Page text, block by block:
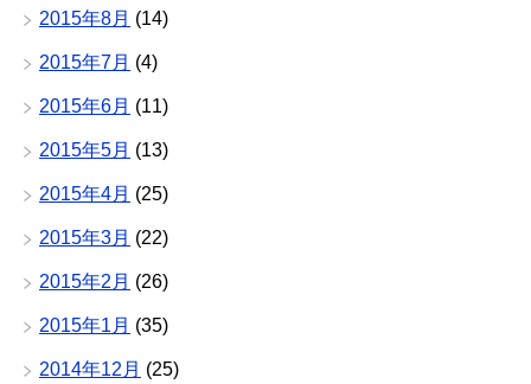
2015年8月 (14)
2015年7月 (4)
2015年6月 (11)
2015年5月 (13)
2015年4月 (25)
2015年3月 (22)
2015年2月 (26)
2015年1月 (35)
2014年12月 (25)